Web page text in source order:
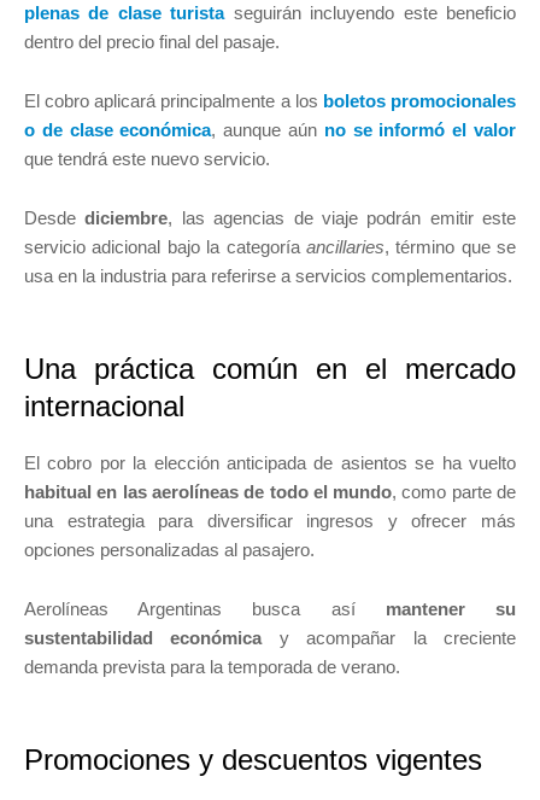
plenas de clase turistaseguirán incluyendo este beneficio
dentro del precio final del pasaje.
El cobro aplicará principalmente a los boletos promocionales
o de clase económica, aunque aún no se informó el valor
que tendrá este nuevo servicio.
Desdediciembre, las agencias de viaje podrán emitir este
servicio adicional bajo la categoría ancillaries, término que se
usa en la industria para referirse a servicios complementarios.
Una práctica común en el mercado
internacional
El cobro por la elección anticipada de asientos se ha vuelto
habitual en las aerolíneas de todo el mundo, como parte de
una estrategia para diversificar ingresos y ofrecer más
opciones personalizadas al pasajero.
Aerolíneas Argentinas busca así mantener su
sustentabilidad económica y acompañar la creciente
demanda prevista para la temporada de verano.
Promociones y descuentos vigentes